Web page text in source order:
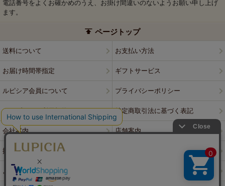
電話番号をよくお確かめのうえ、お掛け間違いのないようお願い申し上げ
ます。
ページトップ
送料について お支払い方法
お届け時間帯指定 ギフトサービス
ルピシア会員について プライバシーポリシー
ウェブサイト利用規約 特定商取引法に基づく表記
会社案内 店舗案内
採用情報
よくある質問